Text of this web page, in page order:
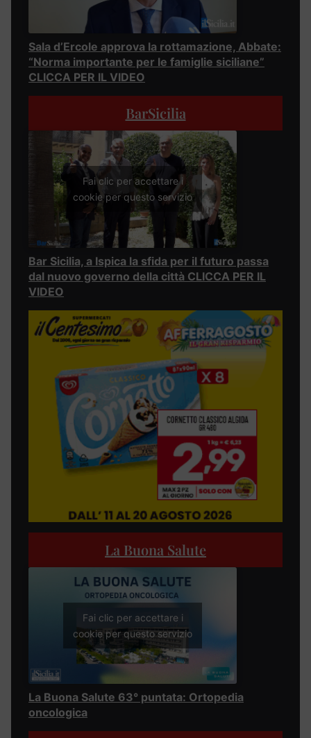
Sala d’Ercole approva la rottamazione, Abbate:
“Norma importante per le famiglie siciliane”
CLICCA PER IL VIDEO
BarSicilia
Fai clic per accettare i
cookie per questo servizio
Bar Sicilia, a Ispica la sfida per il futuro passa
dal nuovo governo della città CLICCA PER IL
VIDEO
La Buona Salute
Fai clic per accettare i
cookie per questo servizio
La Buona Salute 63° puntata: Ortopedia
oncologica